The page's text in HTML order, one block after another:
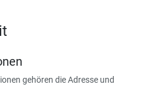
gehören die Adresse und